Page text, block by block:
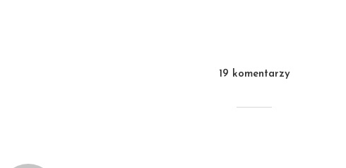
19 komentarzy